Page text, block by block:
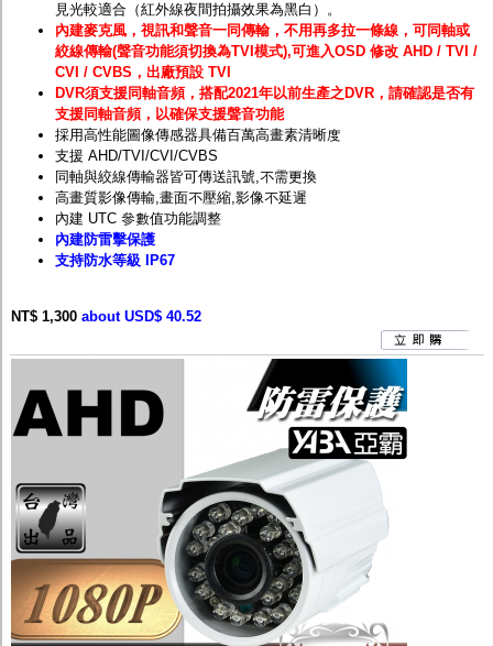
見光較適合（紅外線夜間拍攝效果為黑白）。
內建麥克風，視訊和聲音一同傳輸，不用再多拉一條線，可同軸或
絞線傳輸(聲音功能須切換為TVI模式),可進入OSD 修改 AHD / TVI /
CVI / CVBS，出廠預設 TVI
DVR須支援同軸音頻，搭配2021年以前生產之DVR，請確認是否有
支援同軸音頻，以確保支援聲音功能
採用高性能圖像傳感器具備百萬高畫素清晰度
支援 AHD/TVI/CVI/CVBS
同軸與絞線傳輸器皆可傳送訊號,不需更換
高畫質影像傳輸,畫面不壓縮,影像不延遲
內建 UTC 參數值功能調整
內建防雷擊保護
支持防水等級 IP67
NT$ 1,300 about USD$ 40.52